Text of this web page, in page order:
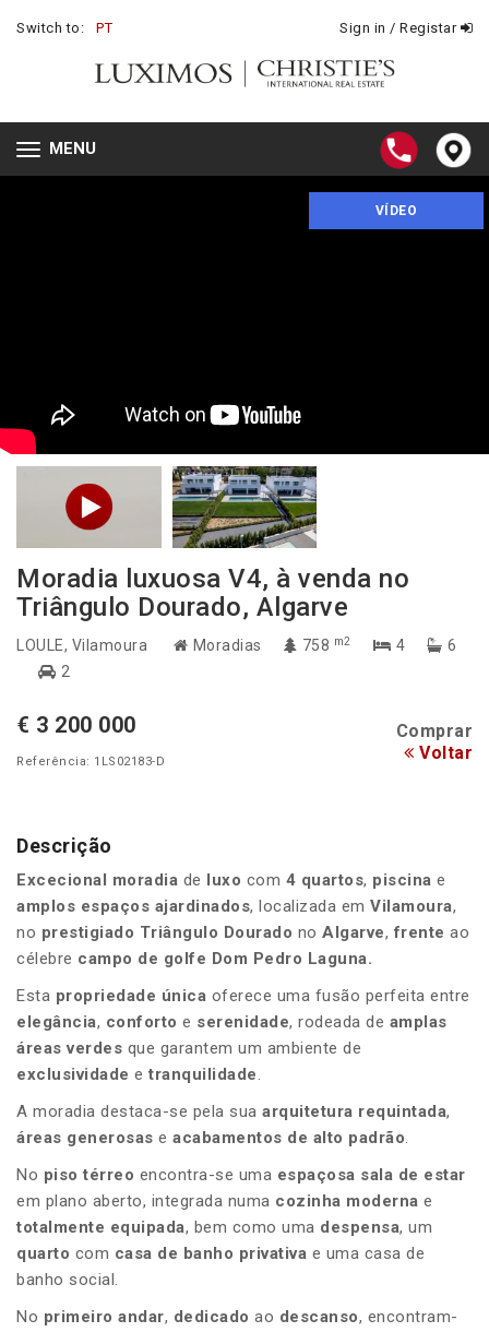
Switch to: PT Sign in / Registar
Toggle
navigation
MENU
VÍDEO
Moradia luxuosa V4, à venda no
Triângulo Dourado, Algarve
LOULE, Vilamoura Moradias 758 m2 4
6
2
€ 3 200 000 Comprar
Referência: 1LS02183-D Voltar
Descrição
Excecional moradia de luxo com 4 quartos, piscina e
amplos espaços ajardinados, localizada em Vilamoura,
no prestigiado Triângulo Dourado no Algarve,frente ao
célebre campo de golfe Dom Pedro Laguna.
Esta propriedade única oferece uma fusão perfeita entre
elegância, conforto e serenidade, rodeada de amplas
áreas verdes que garantem um ambiente de
exclusividade e tranquilidade.
A moradia destaca-se pela sua arquitetura requintada,
áreas generosas e acabamentos de alto padrão.
No piso térreo encontra-se uma espaçosa sala de estar
em plano aberto, integrada numa cozinha moderna e
totalmente equipada, bem como uma despensa, um
quarto com casa de banho privativa e uma casa de
banho social.
No primeiro andar, dedicado ao descanso, encontram-